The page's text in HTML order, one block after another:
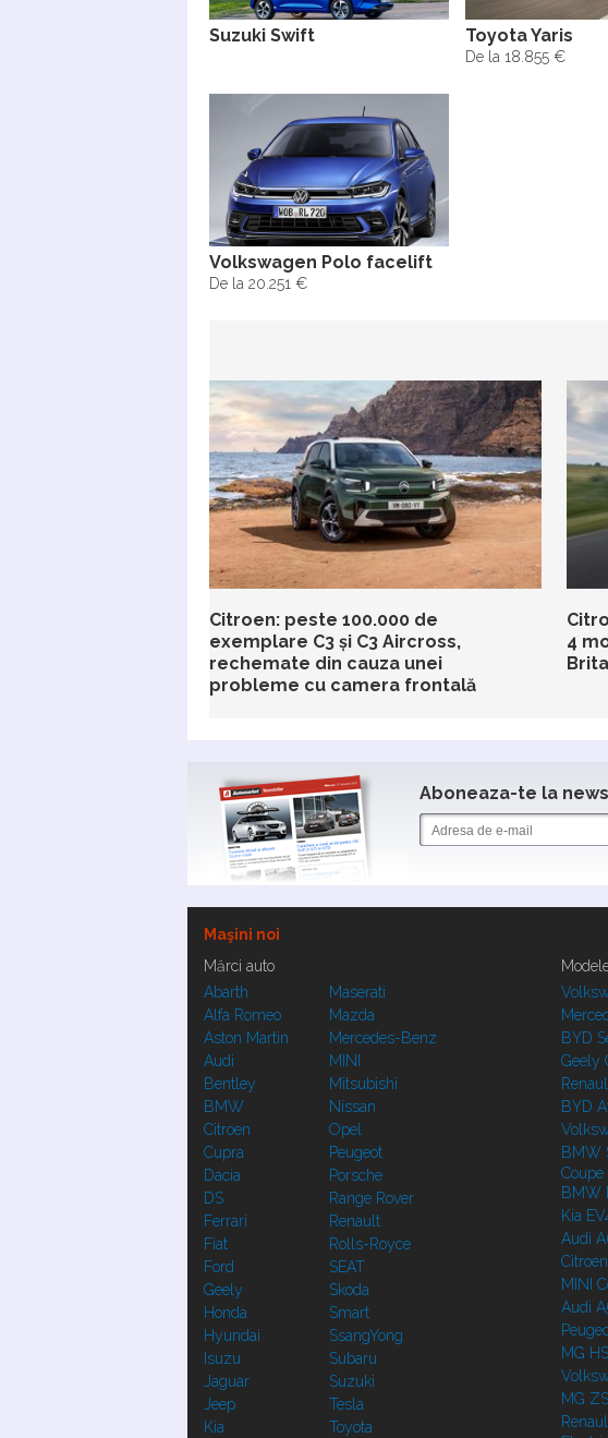
Suzuki Swift Toyota Yaris
De la 18.855 €
Volkswagen Polo facelift
De la 20.251 €
Citroen: peste 100.000 de
exemplare C3 și C3 Aircross,
rechemate din cauza unei
probleme cu camera frontală
4
Aboneaza-te la
Maşini noi
Mărci auto
Abarth
Alfa Romeo
Aston Martin
Audi
Bentley
BMW
Citroen
Cupra
Dacia
DS
Ferrari
Fiat
Ford
Geely
Honda
Hyundai
Isuzu
Jaguar
Jeep
Kia
Maserati
Mazda
Mercedes-Benz
MINI
Mitsubishi
Nissan
Opel
Peugeot
Porsche
Range Rover
Renault
Rolls-Royce
SEAT
Skoda
Smart
SsangYong
Subaru
Suzuki
Tesla
Toyota
BYD
Geely
BYD
BMW
Coupe
BMW
Kia
Audi
MINI
Audi
MG HS
MG ZS